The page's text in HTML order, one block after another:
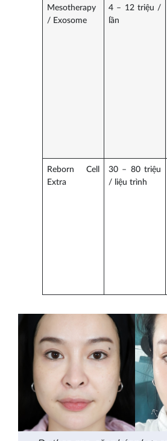
Mesotherapy
/ Exosome
4 – 12 triệu /
lần
Reborn Cell
Extra
30 – 80 triệu
/ liệu trình